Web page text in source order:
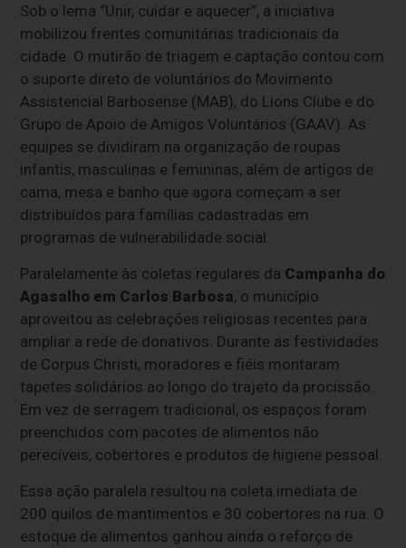
Sob o lema “Unir, cuidar e aquecer”, a iniciativa
mobilizou frentes comunitárias tradicionais da
cidade. O mutirão de triagem e captação contou com
o suporte direto de voluntários do Movimento
Assistencial Barbosense (MAB), do Lions Clube e do
Grupo de Apoio de Amigos Voluntários (GAAV). As
equipes se dividiram na organização de roupas
infantis, masculinas e femininas, além de artigos de
cama, mesa e banho que agora começam a ser
distribuídos para famílias cadastradas em
programas de vulnerabilidade social.
Paralelamente às coletas regulares da Campanha do
Agasalho em Carlos Barbosa, o município
aproveitou as celebrações religiosas recentes para
ampliar a rede de donativos. Durante as festividades
de Corpus Christi, moradores e fiéis montaram
tapetes solidários ao longo do trajeto da procissão.
Em vez de serragem tradicional, os espaços foram
preenchidos com pacotes de alimentos não
perecíveis, cobertores e produtos de higiene pessoal.
Essa ação paralela resultou na coleta imediata de
200 quilos de mantimentos e 30 cobertores na rua. O
estoque de alimentos ganhou ainda o reforço de